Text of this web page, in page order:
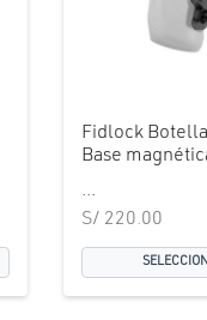
Fidlock
Base
...
S/ 220.00